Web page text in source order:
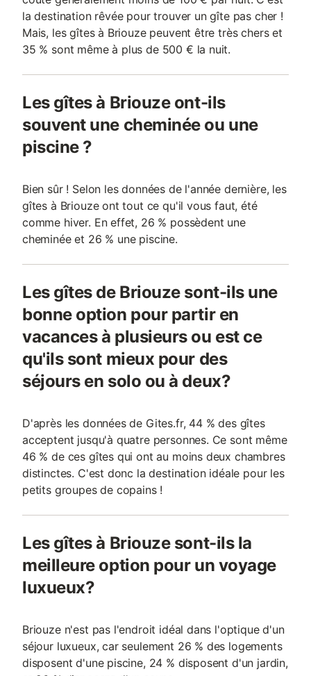
la destination rêvée pour trouver un gîte pas cher !
Mais, les gîtes à Briouze peuvent être très chers et
35 % sont même à plus de 500 € la nuit.
Les gîtes à Briouze ont-ils
souvent une cheminée ou une
piscine ?
Bien sûr ! Selon les données de l'année dernière, les
gîtes à Briouze ont tout ce qu'il vous faut, été
comme hiver. En effet, 26 % possèdent une
cheminée et 26 % une piscine.
Les gîtes de Briouze sont-ils une
bonne option pour partir en
vacances à plusieurs ou est ce
qu'ils sont mieux pour des
séjours en solo ou à deux?
D'après les données de Gites.fr, 44 % des gîtes
acceptent jusqu'à quatre personnes. Ce sont même
46 % de ces gîtes qui ont au moins deux chambres
distinctes. C'est donc la destination idéale pour les
petits groupes de copains !
Les gîtes à Briouze sont-ils la
meilleure option pour un voyage
luxueux?
Briouze n'est pas l'endroit idéal dans l'optique d'un
séjour luxueux, car seulement 26 % des logements
disposent d'une piscine, 24 % disposent d'un jardin,